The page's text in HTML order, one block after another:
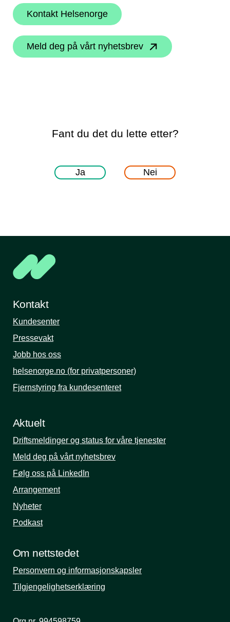
Kontakt Helsenorge
Meld deg på vårt nyhetsbrev
Fant du det du lette etter?
Ja Nei
Kontakt
Kundesenter
Pressevakt
Jobb hos oss
helsenorge.no (for privatpersoner)
Fjernstyring fra kundesenteret
Aktuelt
Driftsmeldinger og status for våre tjenester
Meld deg på vårt nyhetsbrev
Følg oss på LinkedIn
Arrangement
Nyheter
Podkast
Om nettstedet
Personvern og informasjonskapsler
Tilgjengelighetserklæring